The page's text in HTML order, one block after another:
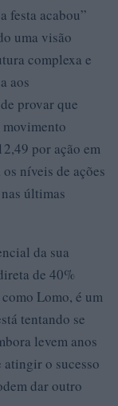
festa acabou”
uma visão
complexa e
aos
provar que
movimento
por ação em
níveis de ações
últimas
da sua
de 40%
Lomo, é um
tentando se
levem anos
o sucesso
dar outro